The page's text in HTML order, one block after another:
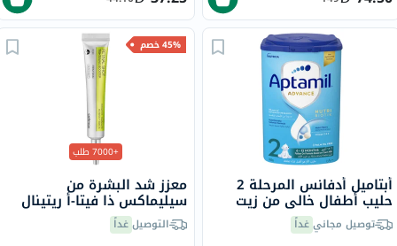
أبتاميل أدفانس المرحلة 2
حليب أطفال خالي من زيت
جرامتوصيل مجانيغداً
45% خصم
+7000 طلب
معزز شد البشرة من
سيليماكس ذا فيتا-أ ريتينال
شوت، 15 مل
التوصيلغداً